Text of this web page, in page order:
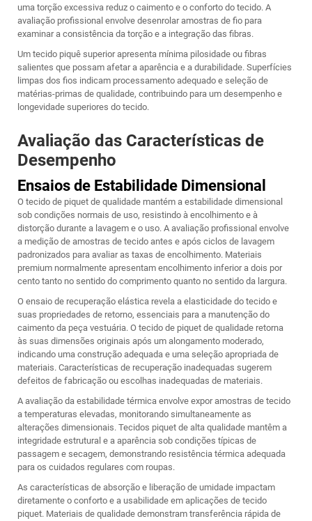
uma torção excessiva reduz o caimento e o conforto do tecido. A
avaliação profissional envolve desenrolar amostras de fio para
examinar a consistência da torção e a integração das fibras.
Um tecido piquê superior apresenta mínima pilosidade ou fibras
salientes que possam afetar a aparência e a durabilidade. Superfícies
limpas dos fios indicam processamento adequado e seleção de
matérias-primas de qualidade, contribuindo para um desempenho e
longevidade superiores do tecido.
Avaliação das Características de
Desempenho
Ensaios de Estabilidade Dimensional
O tecido de piquet de qualidade mantém a estabilidade dimensional
sob condições normais de uso, resistindo à encolhimento e à
distorção durante a lavagem e o uso. A avaliação profissional envolve
a medição de amostras de tecido antes e após ciclos de lavagem
padronizados para avaliar as taxas de encolhimento. Materiais
premium normalmente apresentam encolhimento inferior a dois por
cento tanto no sentido do comprimento quanto no sentido da largura.
O ensaio de recuperação elástica revela a elasticidade do tecido e
suas propriedades de retorno, essenciais para a manutenção do
caimento da peça vestuária. O tecido de piquet de qualidade retorna
às suas dimensões originais após um alongamento moderado,
indicando uma construção adequada e uma seleção apropriada de
materiais. Características de recuperação inadequadas sugerem
defeitos de fabricação ou escolhas inadequadas de materiais.
A avaliação da estabilidade térmica envolve expor amostras de tecido
a temperaturas elevadas, monitorando simultaneamente as
alterações dimensionais. Tecidos piquet de alta qualidade mantêm a
integridade estrutural e a aparência sob condições típicas de
passagem e secagem, demonstrando resistência térmica adequada
para os cuidados regulares com roupas.
As características de absorção e liberação de umidade impactam
diretamente o conforto e a usabilidade em aplicações de tecido
piquet. Materiais de qualidade demonstram transferência rápida de